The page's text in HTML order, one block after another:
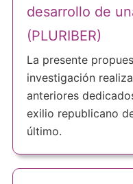
desarrollo de
(PLURIBER)
La presente
investigación
anteriores
exilio republicano
último.